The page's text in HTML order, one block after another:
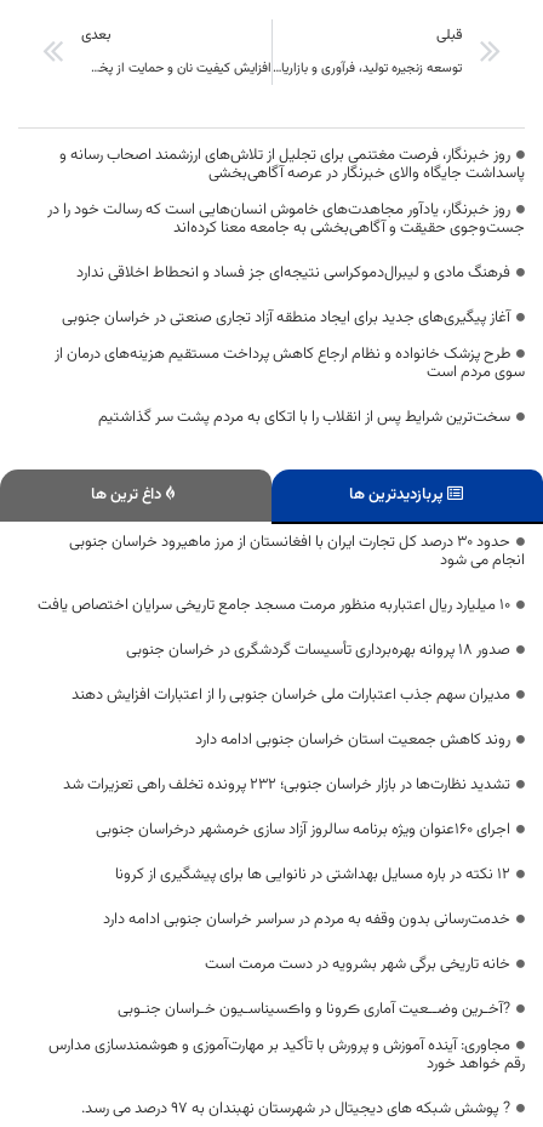
قبلی
توسعه زنجیره تولید، فرآوری و بازاریابی «پنبه مله» را از اولویت‌های اصلی خوسف
بعدی
افزایش کیفیت نان و حمایت از پخت نان سنتی در دستور کار کارگروه ساماندهی گندم، آرد و نان خراسان جنوبی
روز خبرنگار، فرصت مغتنمی برای تجلیل از تلاش‌های ارزشمند اصحاب رسانه و
پاسداشت جایگاه والای خبرنگار در عرصه آگاهی‌بخشی
روز خبرنگار، یادآور مجاهدت‌های خاموش انسان‌هایی است که رسالت خود را در
جست‌وجوی حقیقت و آگاهی‌بخشی به جامعه معنا کرده‌اند
فرهنگ مادی و لیبرال‌دموکراسی نتیجه‌ای جز فساد و انحطاط اخلاقی ندارد
آغاز پیگیری‌های جدید برای ایجاد منطقه آزاد تجاری صنعتی در خراسان جنوبی
طرح پزشک خانواده و نظام ارجاع کاهش پرداخت مستقیم هزینه‌های درمان از
سوی مردم است
سخت‌ترین شرایط پس از انقلاب را با اتکای به مردم پشت سر گذاشتیم
پربازدیدترین ها
داغ ترین ها
حدود ۳۰ درصد کل تجارت ایران با افغانستان از مرز ماهیرود خراسان جنوبی
انجام می شود
10 میلیارد ریال اعتباربه منظور مرمت مسجد جامع تاریخی سرایان اختصاص یافت
صدور ۱۸ پروانه بهره‌برداری تأسیسات گردشگری در خراسان جنوبی
مدیران سهم جذب اعتبارات ملی خراسان جنوبی را از اعتبارات افزایش دهند
روند کاهش جمعیت استان خراسان جنوبی ادامه دارد
تشدید نظارت‌ها در بازار خراسان جنوبی؛ ۲۳۲ پرونده تخلف راهی تعزیرات شد
اجرای ۱۶۰عنوان ویژه برنامه سالروز آزاد سازی خرمشهر درخراسان جنوبی
12 نکته در باره مسایل بهداشتی در نانوایی ها برای پیشگیری از کرونا
خدمت‌رسانی بدون وقفه به مردم در سراسر خراسان جنوبی ادامه دارد
خانه تاریخی برگی شهر بشرویه در دست مرمت است
?آخـرین وضــعیت آماری ڪرونا و واڪسیناسـیون خـراسان جنـوبی
مجاوری: آینده آموزش و پرورش با تأکید بر مهارت‌آموزی و هوشمندسازی مدارس
رقم خواهد خورد
? پوشش شبکه های دیجیتال در شهرستان نهبندان به ۹۷ درصد می رسد.